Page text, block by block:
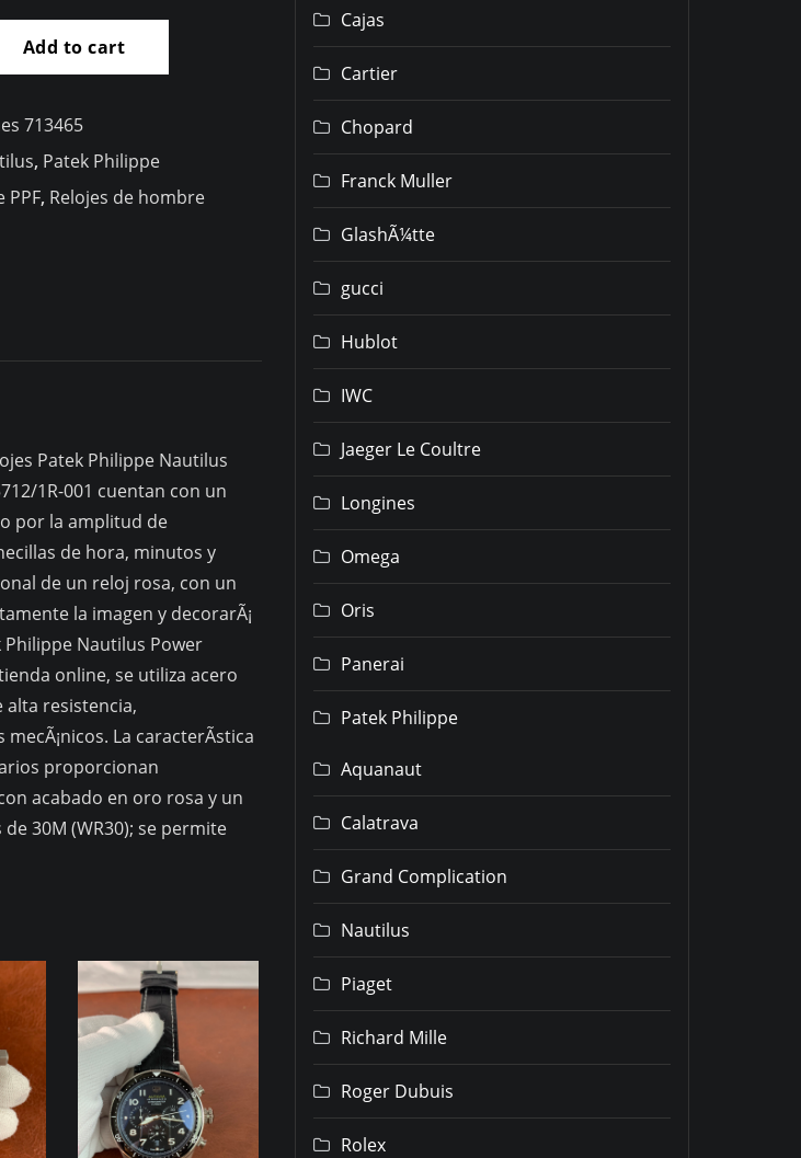
Add to cart
713465
, Patek Philippe
PPF, Relojes de hombre
Patek Philippe Nautilus
1R-001 cuentan con un
por la amplitud de
de hora, minutos y
de un reloj rosa, con un
la imagen y decorarÃ¡
Nautilus Power
online, se utiliza acero
alta resistencia,
La caracterÃ­stica
proporcionan
acabado en oro rosa y un
30M (WR30); se permite
Cajas
Cartier
Chopard
Franck Muller
GlashÃ¼tte
gucci
Hublot
IWC
Jaeger Le Coultre
Longines
Omega
Oris
Panerai
Patek Philippe
Aquanaut
Calatrava
Grand Complication
Nautilus
Piaget
Richard Mille
Roger Dubuis
Rolex